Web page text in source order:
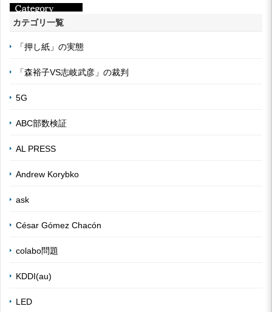
カテゴリ一覧
「押し紙」の実態
「森裕子VS志岐武彦」の裁判
5G
ABC部数検証
AL PRESS
Andrew Korybko
ask
César Gómez Chacón
colabo問題
KDDI(au)
LED